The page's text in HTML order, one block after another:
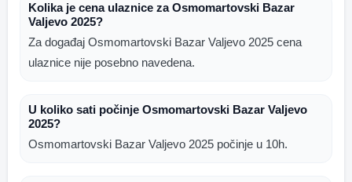
Kolika je cena ulaznice za Osmomartovski Bazar
Valjevo 2025?
Za događaj Osmomartovski Bazar Valjevo 2025 cena
ulaznice nije posebno navedena.
U koliko sati počinje Osmomartovski Bazar Valjevo
2025?
Osmomartovski Bazar Valjevo 2025 počinje u 10h.